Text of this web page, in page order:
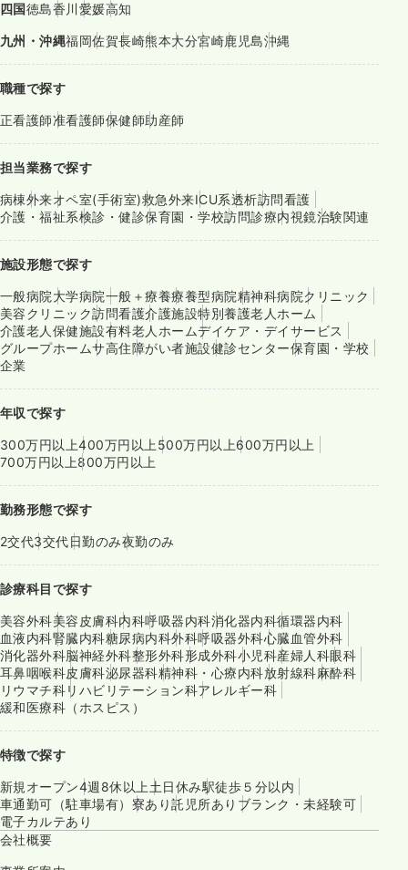
四国徳島香川愛媛高知
九州・沖縄福岡佐賀長崎熊本大分宮崎鹿児島沖縄
職種で探す
正看護師准看護師保健師助産師
担当業務で探す
病棟外来オペ室(手術室)救急外来ICU系透析訪問看護
介護・福祉系検診・健診保育園・学校訪問診療内視鏡治験関連
施設形態で探す
一般病院大学病院一般＋療養療養型病院精神科病院クリニック
美容クリニック訪問看護介護施設特別養護老人ホーム
介護老人保健施設有料老人ホームデイケア・デイサービス
グループホームサ高住障がい者施設健診センター保育園・学校
企業
年収で探す
300万円以上400万円以上 500万円以上600万円以上
700万円以上800万円以上
勤務形態で探す
2交代3交代日勤のみ夜勤のみ
診療科目で探す
美容外科美容皮膚科内科呼吸器内科消化器内科循環器内科
血液内科腎臓内科糖尿病内科外科呼吸器外科心臓血管外科
消化器外科脳神経外科整形外科形成外科小児科産婦人科眼科
耳鼻咽喉科皮膚科泌尿器科精神科・心療内科放射線科麻酔科
リウマチ科リハビリテーション科アレルギー科
緩和医療科（ホスピス）
特徴で探す
新規オープン4週8休以上 土日休み駅徒歩５分以内
車通勤可（駐車場有） 寮あり託児所あり ブランク・未経験可
電子カルテあり
会社概要